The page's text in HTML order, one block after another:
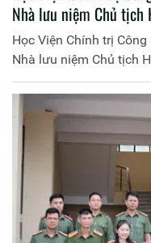
Nhà lưu niệm Chủ tịch
Học Viện Chính trị
Nhà lưu niệm Chủ tịch